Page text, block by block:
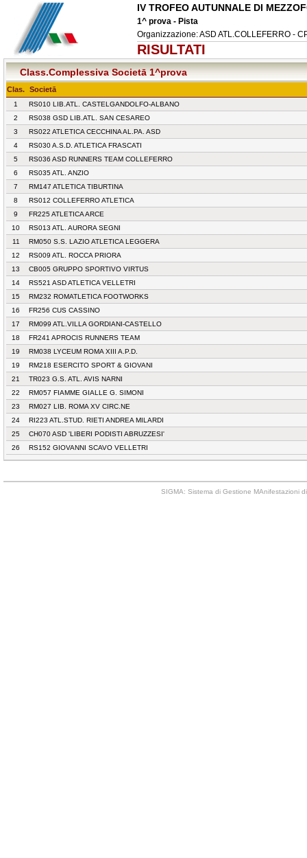
IV TROFEO AUTUNNALE DI
1^ prova - Pista
Organizzazione: ASD ATL.COLLEFERRO -
RISULTATI
Class.Complessiva Societā 1^prova
Clas. Societā
1
RS010 LIB.ATL. CASTELGANDOLFO-ALBANO
2
RS038 GSD LIB.ATL. SAN CESAREO
3
RS022 ATLETICA CECCHINA AL.PA. ASD
4
RS030 A.S.D. ATLETICA FRASCATI
5
RS036 ASD RUNNERS TEAM COLLEFERRO
6
RS035 ATL. ANZIO
7
RM147 ATLETICA TIBURTINA
8
RS012 COLLEFERRO ATLETICA
9
FR225 ATLETICA ARCE
10
RS013 ATL. AURORA SEGNI
11
RM050 S.S. LAZIO ATLETICA LEGGERA
12
RS009 ATL. ROCCA PRIORA
13
CB005 GRUPPO SPORTIVO VIRTUS
14
RS521 ASD ATLETICA VELLETRI
15
RM232 ROMATLETICA FOOTWORKS
16
FR256 CUS CASSINO
17
RM099 ATL.VILLA GORDIANI-CASTELLO
18
FR241 APROCIS RUNNERS TEAM
19
RM038 LYCEUM ROMA XIII A.P.D.
19
RM218 ESERCITO SPORT & GIOVANI
21
TR023 G.S. ATL. AVIS NARNI
22
RM057 FIAMME GIALLE G. SIMONI
23
RM027 LIB. ROMA XV CIRC.NE
24
RI223 ATL.STUD. RIETI ANDREA MILARDI
25
CH070 ASD 'LIBERI PODISTI ABRUZZESI'
26
RS152 GIOVANNI SCAVO VELLETRI
SIGMA: Sistema di Gestione MAnifestazioni